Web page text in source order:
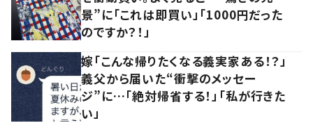
景”に「これは即買い」「1000円だった
のですか？！」
嫁「こんな帰りたくなる義実家ある！？」
義父から届いた“衝撃のメッセー
ジ”に…「絶対帰省する！」「私が行きた
い」